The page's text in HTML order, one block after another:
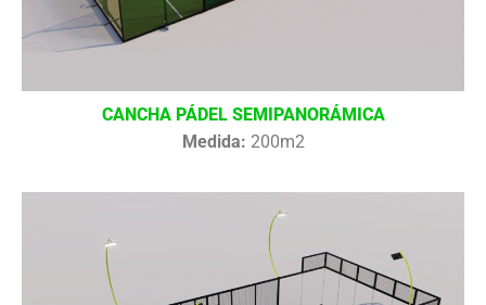
CANCHA PÁDEL SEMIPANORÁMICA
Medida: 200m2